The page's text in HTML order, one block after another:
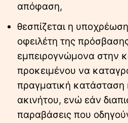
απόφαση,
θεσπίζεται η
οφειλέτη της
εμπειρογνώμονα στην
προκειμένου να
πραγματική κατάσταση
ακινήτου, ενώ εάν
παραβάσεις που